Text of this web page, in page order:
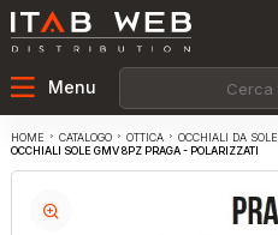
Menu
HOME CATALOGO OTTICA
OCCHIALI DA SOLE
OCCHIALI SOLE GMV 8PZ PRAGA - POLARIZZATI